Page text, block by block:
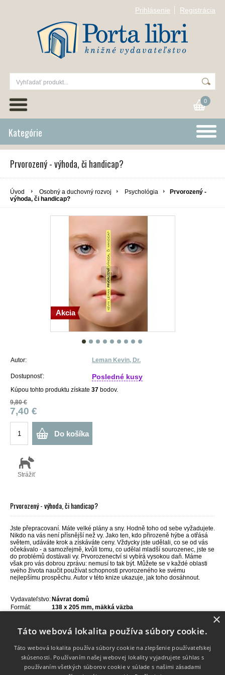
Prihlásenie Registrácia
0
Kategórie
Prvorozený - výhoda, či handicap?
Úvod Osobný a duchovný rozvoj Psychológia
Prvorozený -
výhoda, či handicap?
Akcia
Autor: Leman Kevin, Dr.
Dostupnosť: Posledné kusy
Kúpou tohto produktu získate 37 bodov.
9,80 €
7,40 €
Do košíka
Strážiť
Prvorozený - výhoda, či handicap?
Jste přepracovaní. Máte velké plány a sny. Hodně toho od sebe vyžadujete.
Nikdo na vás není přísnější než vy. Jako ten, kdo přirozeně hýbe a otřásá
světem, udáváte krok a získáváte ceny. Vždycky jste udělali, co se od vás
očekávalo - a samozřejmě, kvůli tomu, co udělal mladší sourozenec, jste se
do problémů dostávali vy. Prvorozenectví si vybírá vysokou daň. Máme
však pro vás dobrou zprávu: nemusí to tak být. Můžete se v každé oblasti
svého života naučit používat schopnosti prvorozeného ke svému
nejlepšímu prospěchu. Autor v této knize ukazuje, jak toho dosáhnout.
Vydavateľstvo: Návrat domů
Formát:
138 x 205 mm, mäkká väzba
Rok vydania:
2011
×
Táto webová lokalita používa súbory cookie.
Táto webová lokalita používa súbory cookie na zlepšenie používateľskej
skúsenosti. Používaním našej webovej lokality vyjadrujete súhlas s
používaním všetkých súborov cookie v súlade s našimi zásadami